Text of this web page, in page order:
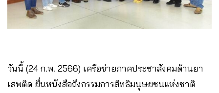
วันนี้ (24 ก.พ. 2566) เครือข่ายภาคประชาสังคมด้านยา
เสพติด ยื่นหนังสือถึงกรรมการสิทธิมนุษยชนแห่งชาติ